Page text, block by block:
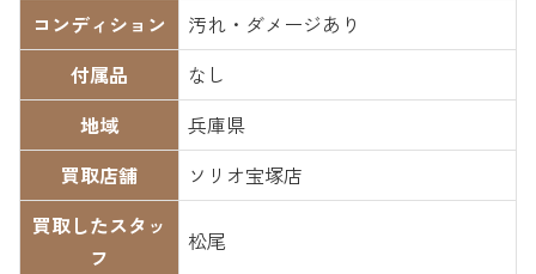
コンディション
汚れ・ダメージあり
付属品
なし
地域
兵庫県
買取店舗
ソリオ宝塚店
買取したスタッ
フ
松尾